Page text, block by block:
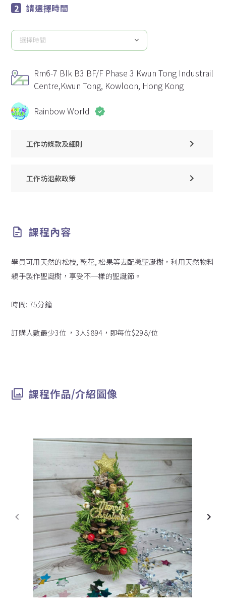
請選擇時間
選擇時間
請
時
Rm6-7 Blk B3 BF/F Phase 3 Kwun Tong Industrail
Centre,Kwun Tong, Kowloon, Hong Kong
Rainbow World
工作坊條款及細則
工作坊退款政策
課程內容
學員可用天然的松枝, 乾花, 松果等去配襯聖誕樹，利用天然物料
親手製作聖誕樹，享受不一樣的聖誕節。
時間: 75分鐘
訂購人數最少3位 ，3人$894，即每位$298/位
課程作品/介紹圖像